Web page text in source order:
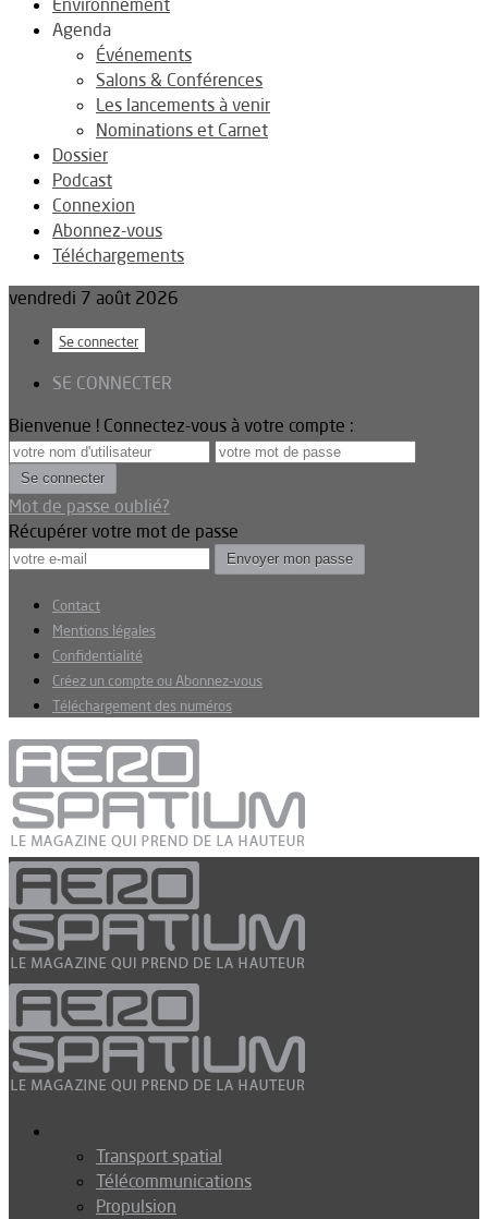
Environnement
Agenda
Événements
Salons & Conférences
Les lancements à venir
Nominations et Carnet
Dossier
Podcast
Connexion
Abonnez-vous
Téléchargements
vendredi 7 août 2026
Se connecter
SE CONNECTER
Bienvenue ! Connectez-vous à votre compte :
Mot de passe oublié?
Récupérer votre mot de passe
Contact
Mentions légales
Confidentialité
Créez un compte ou Abonnez-vous
Téléchargement des numéros
Transport spatial
Télécommunications
Propulsion